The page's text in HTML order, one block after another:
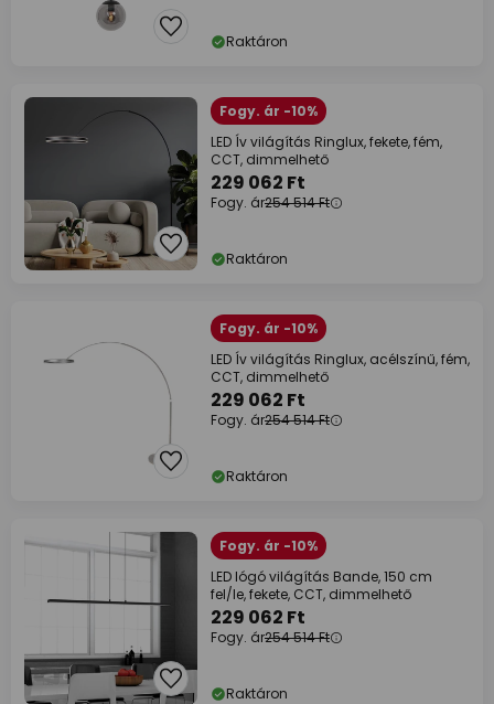
Raktáron
Fogy. ár -10%
LED Ív világítás Ringlux, fekete, fém,
CCT, dimmelhető
229 062 Ft
Fogy. ár254 514 Ft
Raktáron
Fogy. ár -10%
LED Ív világítás Ringlux, acélszínű, fém,
CCT, dimmelhető
229 062 Ft
Fogy. ár254 514 Ft
Raktáron
Fogy. ár -10%
LED lógó világítás Bande, 150 cm
fel/le, fekete, CCT, dimmelhető
229 062 Ft
Fogy. ár254 514 Ft
Raktáron